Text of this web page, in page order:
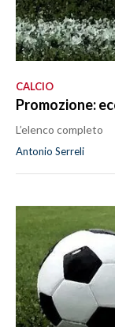
CALCIO
Promozione:
L’elenco completo
Antonio Serreli